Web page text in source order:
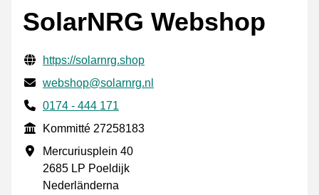
SolarNRG Webshop
Verifierade kontaktuppgifter
Website URL
https://solarnrg.shop
E-post
webshop@solarnrg.nl
Phone number
0174 - 444 171
Kommitté
Kommitté 27258183
Företagsadress
Mercuriusplein 40
2685 LP Poeldijk
Nederländerna